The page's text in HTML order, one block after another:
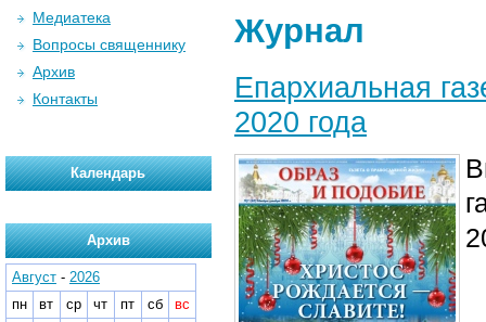
Журнал
Епархиальная
2020 года
Медиатека
Вопросы священнику
Архив
Контакты
Календарь
Архив
Август - 2026
пн
вт ср чт пт сб
вс